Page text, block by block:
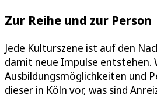
Zur Reihe und zur Person
Jede Kulturszene ist auf den
damit neue Impulse entstehen.
Ausbildungsmöglichkeiten und
dieser in Köln vor, was sind